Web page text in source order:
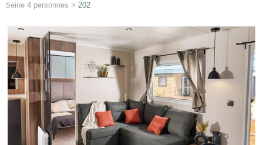
Seine 4 personnes > 202